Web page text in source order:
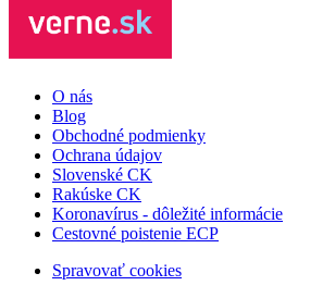
O nás
Blog
Obchodné podmienky
Ochrana údajov
Slovenské CK
Rakúske CK
Koronavírus - dôležité informácie
Cestovné poistenie ECP
Spravovať cookies